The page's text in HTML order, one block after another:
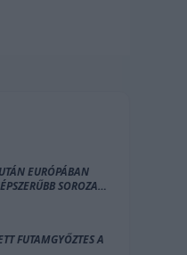
EURÓPÁBAN
SOROZAT
FUTAMGYŐZTES A